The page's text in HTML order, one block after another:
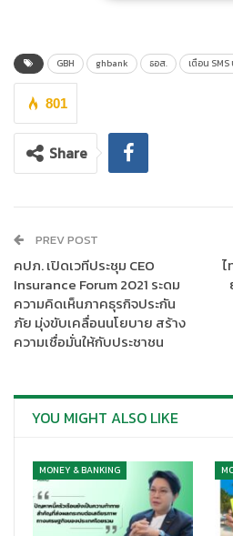
www.ghbank.co.th หรือ ศูนย์ลูกค้าสัม
2645-9000 และ Facebook Fanpage
GBH ghbank ธอส. เตือน
801
Share
PREV POST
คปภ. เปิดเวทีประชุม CEO
Insurance Forum 2021 ระดม
ความคิดเห็นภาคธุรกิจประกัน
ภัย มุ่งขับเคลื่อนนโยบาย สร้าง
ความเชื่อมั่นให้กับประชาชน
YOU MIGHT ALSO LIKE
MONEY & BANKING